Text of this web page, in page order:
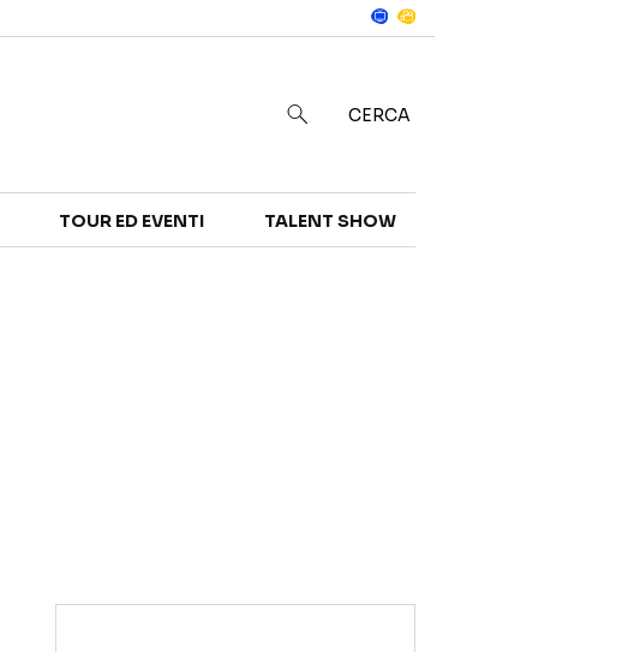
CERCA
TOUR ED EVENTI TALENT SHOW